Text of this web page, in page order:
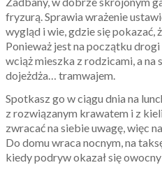
fryzurą. Sprawia wrażenie
wygląd i wie, gdzie się pokazać,
Ponieważ jest na początku
wciąż mieszka z rodzicami, a na
dojeżdża… tramwajem.
Spotkasz go w ciągu dnia na
z rozwiązanym krawatem i z
zwracać na siebie uwagę, więc
Do domu wraca nocnym, na
kiedy podryw okazał się